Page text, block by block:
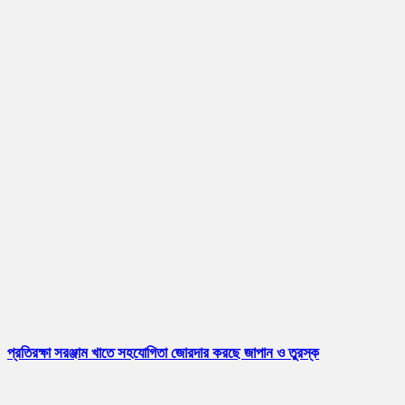
প্রতিরক্ষা সরঞ্জাম খাতে সহযোগিতা জোরদার করছে জাপান ও তুরস্ক